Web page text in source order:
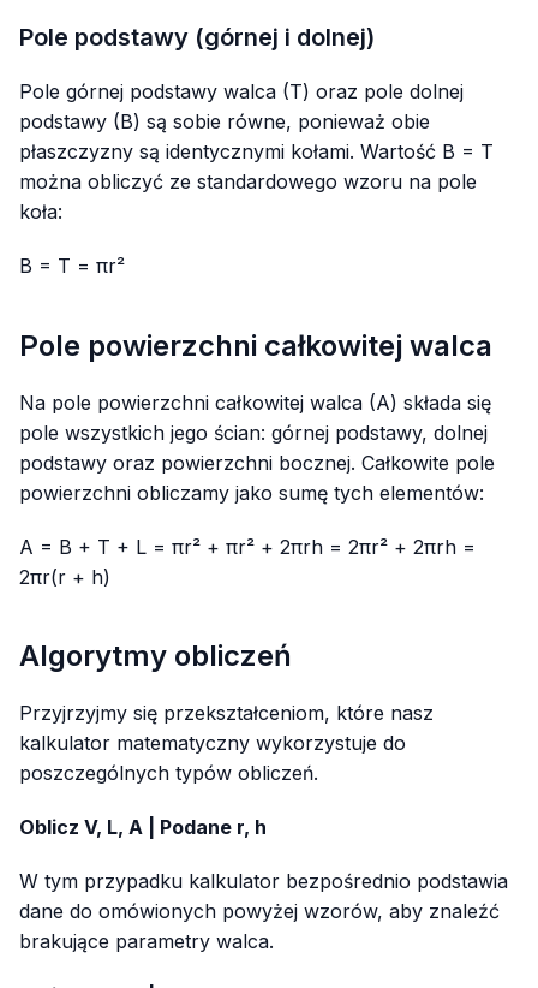
Pole podstawy (górnej i dolnej)
Pole górnej podstawy walca (T) oraz pole dolnej
podstawy (B) są sobie równe, ponieważ obie
płaszczyzny są identycznymi kołami. Wartość B = T
można obliczyć ze standardowego wzoru na pole
koła:
B = T = πr²
Pole powierzchni całkowitej walca
Na pole powierzchni całkowitej walca (A) składa się
pole wszystkich jego ścian: górnej podstawy, dolnej
podstawy oraz powierzchni bocznej. Całkowite pole
powierzchni obliczamy jako sumę tych elementów:
A = B + T + L = πr² + πr² + 2πrh = 2πr² + 2πrh =
2πr(r + h)
Algorytmy obliczeń
Przyjrzyjmy się przekształceniom, które nasz
kalkulator matematyczny wykorzystuje do
poszczególnych typów obliczeń.
Oblicz V, L, A | Podane r, h
W tym przypadku kalkulator bezpośrednio podstawia
dane do omówionych powyżej wzorów, aby znaleźć
brakujące parametry walca.